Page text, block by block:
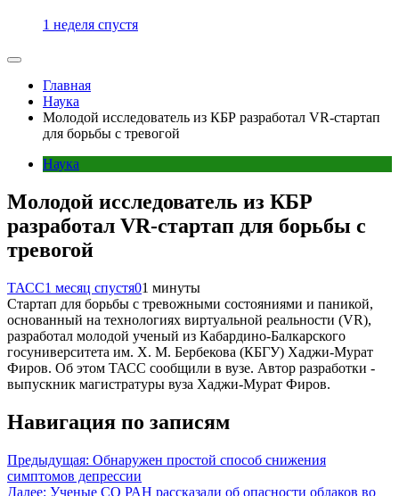
1 неделя спустя
Главная
Наука
Молодой исследователь из КБР разработал VR-стартап
для борьбы с тревогой
Наука
Молодой исследователь из КБР
разработал VR-стартап для борьбы с
тревогой
ТАСС1 месяц спустя01 минуты
Стартап для борьбы с тревожными состояниями и паникой,
основанный на технологиях виртуальной реальности (VR),
разработал молодой ученый из Кабардино-Балкарского
госуниверситета им. Х. М. Бербекова (КБГУ) Хаджи-Мурат
Фиров. Об этом ТАСС сообщили в вузе. Автор разработки -
выпускник магистратуры вуза Хаджи-Мурат Фиров.
Навигация по записям
Предыдущая: Обнаружен простой способ снижения
симптомов депрессии
Далее: Ученые СО РАН рассказали об опасности облаков во